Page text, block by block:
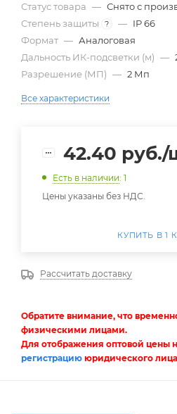
Статус товара — Снято с
Степень защиты
? — IP 66
Формат — Аналоговая
Дальность ИК-подсветки (м) —
Разрешение (МП) — 2 Мп
Все характеристики
42.40 руб./
Есть в наличии: 1
Цены указаны без НДС.
КУПИТЬ В 1
Рассчитать доставку
Обратите внимание, что
физическими лицами.
Для отображения оптовой цены
регистрацию юридического